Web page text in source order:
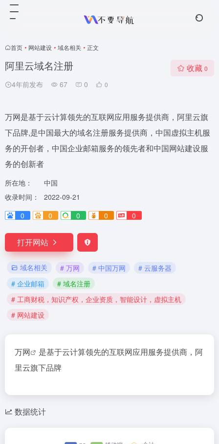
首页 • 网站建设 • 域名相关 • 正文
阿里云域名注册
4年前发布 67 0 0
收藏 0
万网是基于云计算领先的互联网应用服务提供商，阿里云旗
下品牌,是中国最大的域名注册服务提供商，中国虚拟主机服
务的开创者，中国企业邮箱服务的领先者和中国网站建设服
务的创新者
所在地：
中国
收录时间：
2022-09-21
0
0 0 0 0
打开网站
域名相关 # 万网 # 中国万网
# 云服务器
# 企业邮箱
# 域名注册
# 工商财税，知识产权，企业资质，智能设计，虚拟主机
# 网站建设
万网
是基于云计算领先的互联网应用服务提供商，阿
里云旗下品牌
数据统计